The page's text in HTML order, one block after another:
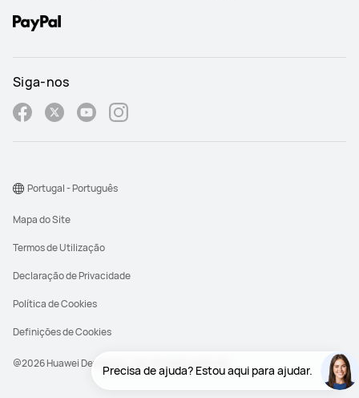
Siga-nos
@2026 Huawei Device Co., Ltd. All rights reserved.
Mapa do Site
Termos de Utilização
Declaração de Privacidade
Política de Cookies
Definições de Cookies
Portugal - Português
Precisa de ajuda? Estou aqui para ajudar.
Precisa de ajuda? Estou aqui para ajudar.